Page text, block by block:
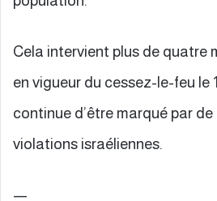
Cela intervient plus de quatre
en vigueur du cessez-le-feu le
continue d’être marqué par
violations israéliennes.
—